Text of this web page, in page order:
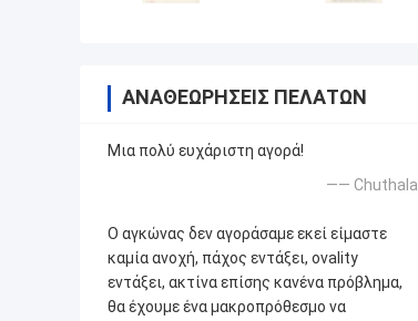
ΑΝΑΘΕΩΡΉΣΕΙΣ ΠΕΛΑΤΏΝ
Μια πολύ ευχάριστη αγορά!
—— Chuthala
Ο αγκώνας δεν αγοράσαμε εκεί είμαστε
καμία ανοχή, πάχος εντάξει, ovality
εντάξει, ακτίνα επίσης κανένα πρόβλημα,
θα έχουμε ένα μακροπρόθεσμο να